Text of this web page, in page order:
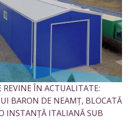
REVINE ÎN ACTUALITATE:
BARON DE NEAMȚ, BLOCATĂ
INSTANȚĂ ITALIANĂ SUB